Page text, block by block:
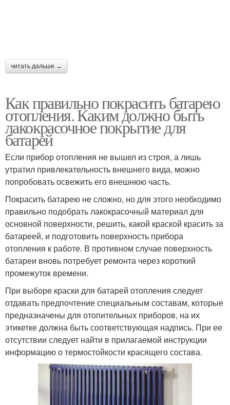
читать дальше →
Как правильно покрасить батарею
отопления. Каким должно быть
лакокрасочное покрытие для
батарей
Если прибор отопления не вышел из строя, а лишь
утратил привлекательность внешнего вида, можно
попробовать освежить его внешнюю часть.
Покрасить батарею не сложно, но для этого необходимо
правильно подобрать лакокрасочный материал для
основной поверхности, решить, какой краской красить за
батареей, и подготовить поверхность прибора
отопления к работе. В противном случае поверхность
батареи вновь потребует ремонта через короткий
промежуток времени.
При выборе краски для батарей отопления следует
отдавать предпочтение специальным составам, которые
предназначены для отопительных приборов, на их
этикетке должна быть соответствующая надпись. При ее
отсутствии следует найти в прилагаемой инструкции
информацию о термостойкости красящего состава.